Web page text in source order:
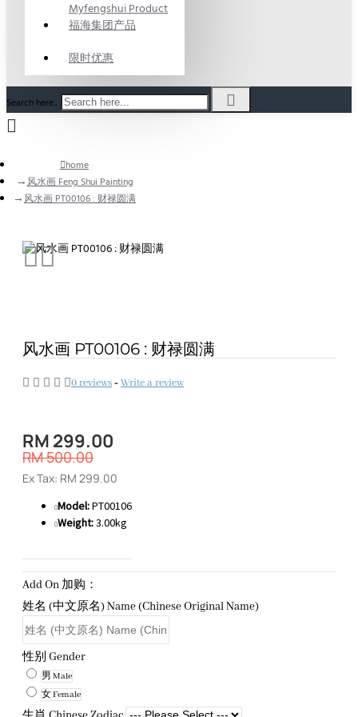
Myfengshui Product
福海集团产品
限时优惠
Search here...
home
风水画 Feng Shui Painting
风水画 PT00106 : 财禄圆满
风水画 PT00106 : 财禄圆满
0 reviews-Write a review
RM 299.00
RM 500.00
Ex Tax: RM 299.00
Model:PT00106
Weight:3.00kg
Add On 加购：
姓名 (中文原名) Name (Chinese Original Name)
性别 Gender
男 Male
女 Female